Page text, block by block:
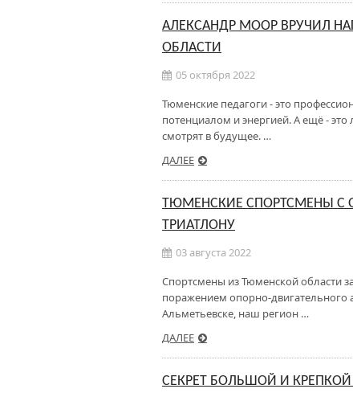
АЛЕКСАНДР МООР ВРУЧИЛ
ОБЛАСТИ
05 октября 2022
Тюменские педагоги - это
потенциалом и энергией. А ещё -
смотрят в будущее. …
ДАЛЕЕ
ТЮМЕНСКИЕ СПОРТСМЕНЫ С
ТРИАТЛОНУ
03 августа 2022
Спортсмены из Тюменской области
поражением опорно-двигательного
Альметьевске, наш регион …
ДАЛЕЕ
СЕКРЕТ БОЛЬШОЙ И